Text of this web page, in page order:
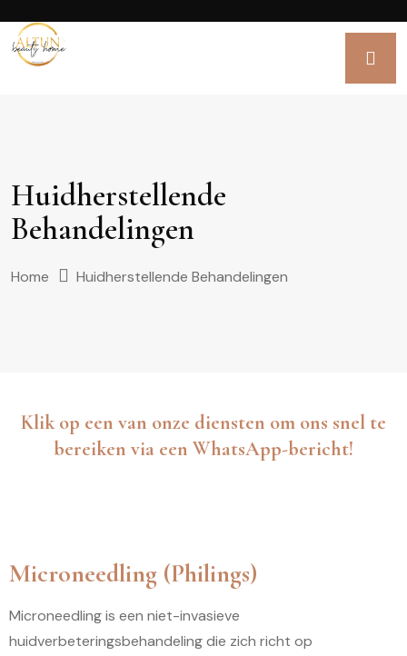
Huidherstellende
Behandelingen
Home Huidherstellende Behandelingen
Klik op een van onze diensten om ons snel te
bereiken via een WhatsApp-bericht!
Microneedling (Philings)
Microneedling is een niet-invasieve
huidverbeteringsbehandeling die zich richt op